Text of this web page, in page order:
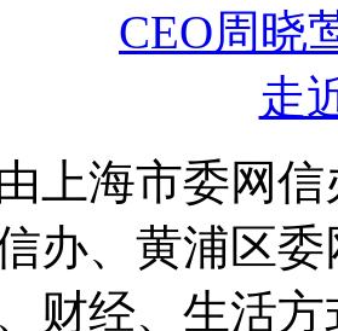
上海市委网
办、黄浦区
财经、生活